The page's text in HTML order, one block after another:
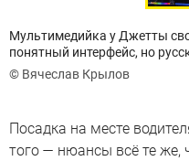
Мультимедийка у Джетты
понятный интерфейс, но
© Вячеслав Крылов
Посадка на месте
того — нюансы всё те же,